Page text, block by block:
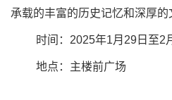
承载的丰富的历史记忆和深厚的
时间：2025年1月29日至2月
地点：主楼前广场